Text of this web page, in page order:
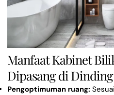
Manfaat Kabinet
Dipasang di Dinding
Pengoptimuman ruang: